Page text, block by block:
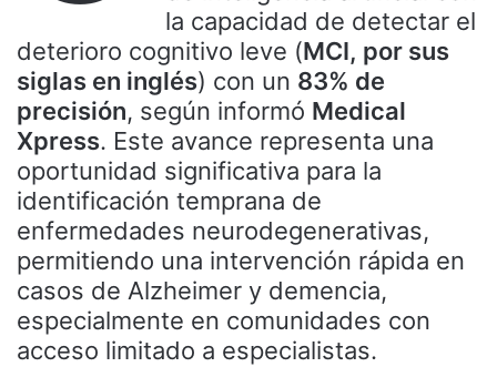
la capacidad de detectar el
deterioro cognitivo leve (MCI, por sus
siglas en inglés) con un 83% de
precisión, según informó Medical
Xpress. Este avance representa una
oportunidad significativa para la
identificación temprana de
enfermedades neurodegenerativas,
permitiendo una intervención rápida en
casos de Alzheimer y demencia,
especialmente en comunidades con
acceso limitado a especialistas.